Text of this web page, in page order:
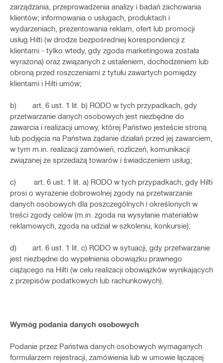
zarządzania, przeprowadzenia analizy i badań zachowania
klientów; informowania o usługach, produktach i
wydarzeniach, prezentowania reklam, ofert lub promocji
usług Hilti (w drodze bezpośredniej korespondencji z
klientami - tylko wtedy, gdy zgoda marketingowa została
wyrażona) oraz związanych z ustaleniem, dochodzeniem lub
obroną przed roszczeniami z tytułu zawartych pomiędzy
klientami i Hilti umów;
b) art. 6 ust. 1 lit. b) RODO w tych przypadkach, gdy
przetwarzanie danych osobowych jest niezbędne do
zawarcia i realizacji umowy, której Państwo jesteście stroną
lub podjęcia na Państwa żądanie działań przed jej zawarciem,
w tym m.in. realizacji zamówień, rozliczeń, komunikacji
związanej ze sprzedażą towarów i świadczeniem usług;
c) art. 6 ust. 1 lit. a) RODO w tych przypadkach, gdy Hilti
prosi o wyrażenie dobrowolnej zgody na przetwarzanie
danych osobowych dla poszczególnych i określonych w
treści zgody celów (m.in. zgoda na wysyłanie materiałów
reklamowych, zgoda na udział w szkoleniu, konkursie);
d) art. 6 ust. 1 lit. c) RODO w sytuacji, gdy przetwarzanie
jest niezbędne do wypełnienia obowiązku prawnego
ciążącego na Hilti (w celu realizacji obowiązków wynikających
z przepisów podatkowych lub rachunkowych).
Wymóg podania danych osobowych
Podanie przez Państwa danych osobowych wymaganych
formularzem rejestracji, zamówienia lub w umowie łączącej